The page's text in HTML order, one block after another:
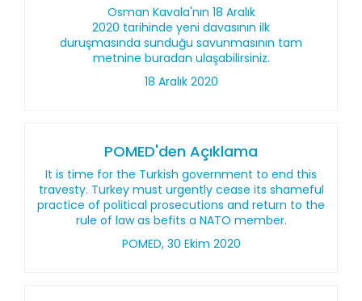
Osman Kavala'nın 18 Aralık
2020 tarihinde yeni davasının ilk
duruşmasında sunduğu savunmasının tam
metnine buradan ulaşabilirsiniz.
18 Aralık 2020
POMED'den Açıklama
It is time for the Turkish government to end this
travesty. Turkey must urgently cease its shameful
practice of political prosecutions and return to the
rule of law as befits a NATO member.
POMED, 30 Ekim 2020